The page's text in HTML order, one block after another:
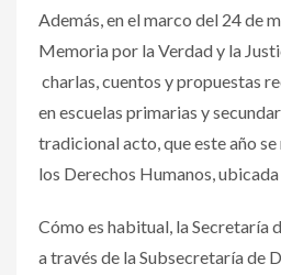
Además, en el marco del 24 de
Memoria por la Verdad y la
charlas, cuentos y propuestas
en escuelas primarias y
tradicional acto, que este año
los Derechos Humanos,
Cómo es habitual, la Secretaría
a través de la Subsecretaría de